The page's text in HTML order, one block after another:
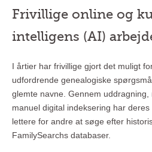
Frivillige online og
intelligens (AI)
I årtier har frivillige gjort det muligt
udfordrende genealogiske
glemte navne. Gennem uddragning,
manuel digital indeksering har
lettere for andre at søge efter
FamilySearchs databaser.